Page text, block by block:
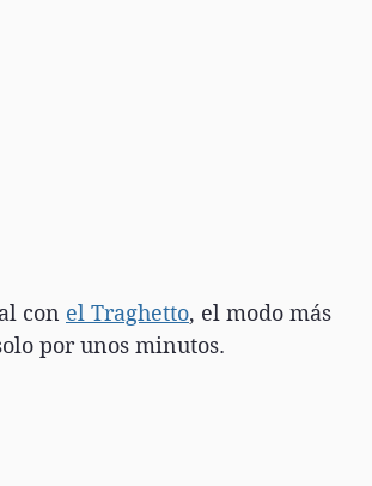
con el Traghetto, el modo más
por unos minutos.